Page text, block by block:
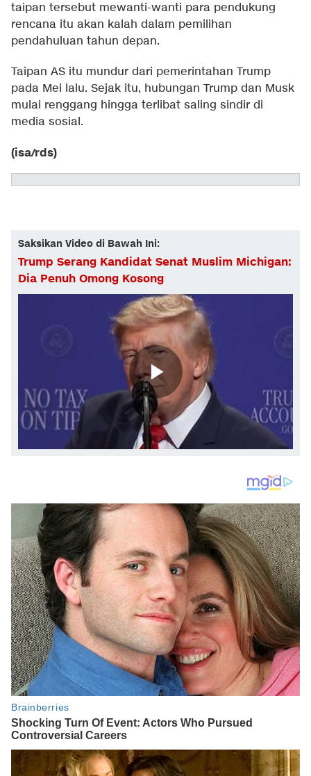
taipan tersebut mewanti-wanti para pendukung
rencana itu akan kalah dalam pemilihan
pendahuluan tahun depan.
Taipan AS itu mundur dari pemerintahan Trump
pada Mei lalu. Sejak itu, hubungan Trump dan Musk
mulai renggang hingga terlibat saling sindir di
media sosial.
(isa/rds)
Saksikan Video di Bawah Ini:
Trump Serang Kandidat Senat Muslim Michigan:
Dia Penuh Omong Kosong